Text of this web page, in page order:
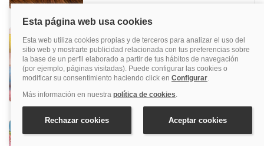
Reservar hoteles familiares
¿Buscas un hotel para viajar en familia? Aquí
podrás reservar hoteles familiares muy
divertidos al mejor precio.